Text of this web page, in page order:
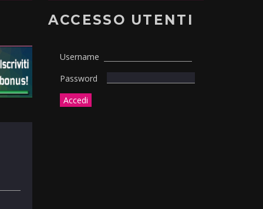
ACCESSO UTENTI
Username
Password